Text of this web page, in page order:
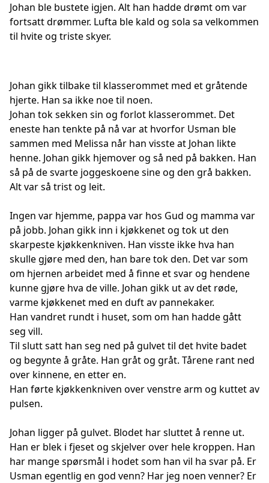
Johan ble bustete igjen. Alt han hadde drømt om var
fortsatt drømmer. Lufta ble kald og sola sa velkommen
til hvite og triste skyer.
Johan gikk tilbake til klasserommet med et gråtende
hjerte. Han sa ikke noe til noen.
Johan tok sekken sin og forlot klasserommet. Det
eneste han tenkte på nå var at hvorfor Usman ble
sammen med Melissa når han visste at Johan likte
henne. Johan gikk hjemover og så ned på bakken. Han
så på de svarte joggeskoene sine og den grå bakken.
Alt var så trist og leit.
Ingen var hjemme, pappa var hos Gud og mamma var
på jobb. Johan gikk inn i kjøkkenet og tok ut den
skarpeste kjøkkenkniven. Han visste ikke hva han
skulle gjøre med den, han bare tok den. Det var som
om hjernen arbeidet med å finne et svar og hendene
kunne gjøre hva de ville. Johan gikk ut av det røde,
varme kjøkkenet med en duft av pannekaker.
Han vandret rundt i huset, som om han hadde gått
seg vill.
Til slutt satt han seg ned på gulvet til det hvite badet
og begynte å gråte. Han gråt og gråt. Tårene rant ned
over kinnene, en etter en.
Han førte kjøkkenkniven over venstre arm og kuttet av
pulsen.
Johan ligger på gulvet. Blodet har sluttet å renne ut.
Han er blek i fjeset og skjelver over hele kroppen. Han
har mange spørsmål i hodet som han vil ha svar på. Er
Usman egentlig en god venn? Har jeg noen venner? Er